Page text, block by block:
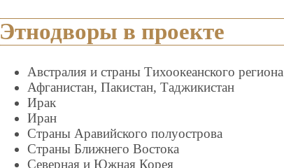
Этнодворы в проекте
Австралия и страны Тихоокеанского региона
Афганистан, Пакистан, Таджикистан
Ирак
Иран
Страны Аравийского полуострова
Страны Ближнего Востока
Северная и Южная Корея